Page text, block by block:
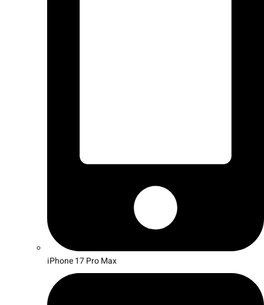
iPhone 17 Pro Max